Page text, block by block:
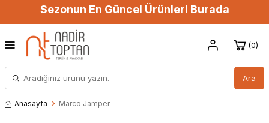
Sezonun En Güncel Ürünleri Burada
Ara
0
Anasayfa Marco Jamper